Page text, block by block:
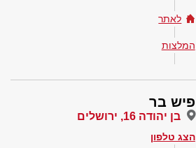
לאתר
המלצות
פיש בר
בן יהודה 16, ירושלים
הצג טלפון